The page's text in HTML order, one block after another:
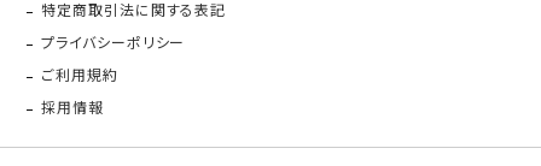
特定商取引法に関する表記
プライバシーポリシー
ご利用規約
採用情報